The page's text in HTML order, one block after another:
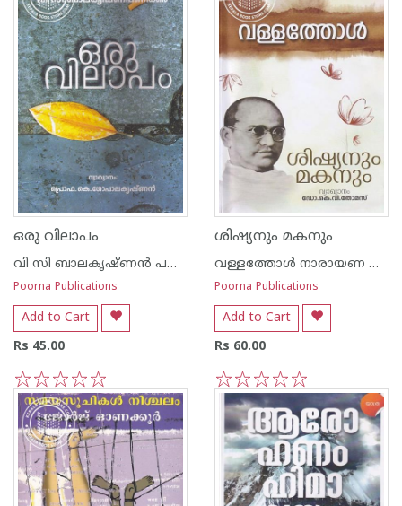
ഒരു വിലാപം
വി സി ബാലകൃഷ്ണന്‍ പണിക്കര്‍
Poorna Publications
Add to Cart
Rs 45.00
5
4
3
2
1
ശിഷ്യനും മകനും
വള്ളത്തോള്‍ നാരായണ മേനോന്‍
Poorna Publications
Add to Cart
Rs 60.00
5
4
3
2
1